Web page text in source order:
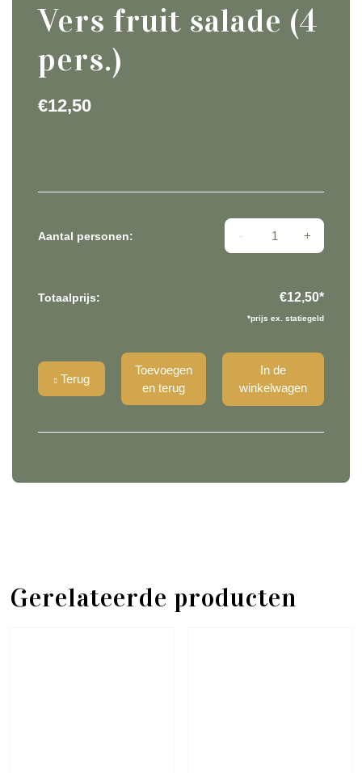
Vers fruit salade (4
pers.)
€12,50
Aantal personen:
Vers fruit salade (4
Totaalprijs: €12,50*
*prijs ex. statiegeld
Terug
In de
winkelwagen
Toevoegen
en terug
Gerelateerde producten